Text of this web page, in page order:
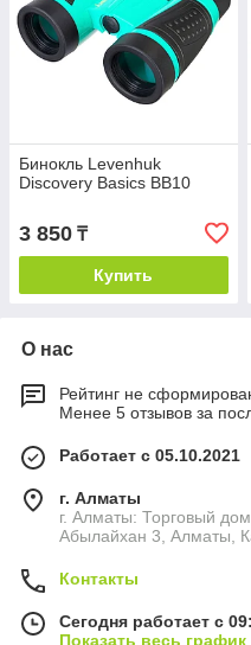
Бинокль Levenhuk
Discovery Basics BB10
3 850 ₸
Купить
О нас
Рейтинг не
Менее 5 отзывов за
Работает с 05.10.2021
г. Алматы
г. Алматы: Торговый
Абылайхан 3, Алматы,
Контакты
Сегодня работает с
Показать весь